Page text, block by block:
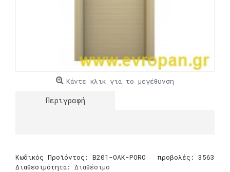
Κάντε κλικ για το μεγέθυνση
Περιγραφή
προβολές: 3563
Κωδικός Προϊόντος: B201-OAK-PORO
Διαθεσιμότητα: Διαθέσιμο